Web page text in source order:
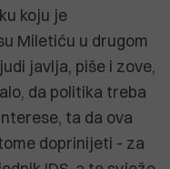
koju je
Miletiću u drugom
javlja, piše i zove,
da politika treba
ta da ova
doprinijeti - za